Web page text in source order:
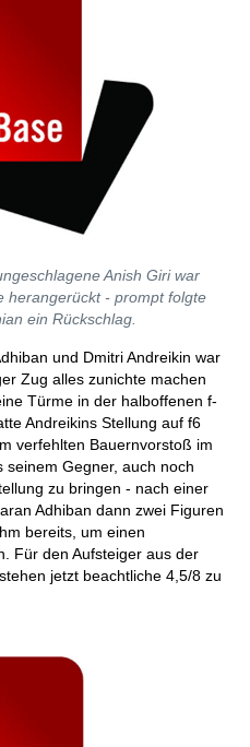
Anish Giri war
herangerückt - prompt folgte
ein Rückschlag.
und Dmitri Andreikin war
Zug alles zunichte machen
Türme in der halboffenen f-
Andreikins Stellung auf f6
verfehlten Bauernvorstoß im
Gegner, auch noch
zu bringen - nach einer
Adhiban dann zwei Figuren
bereits, um einen
Für den Aufsteiger aus der
jetzt beachtliche 4,5/8 zu